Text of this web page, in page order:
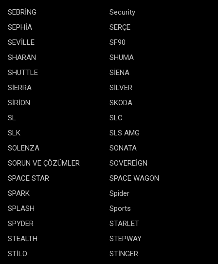
SEBRİNG
Security
SEPHİA
SERÇE
SEVİLLE
SF90
SHARAN
SHUMA
SHUTTLE
SİENA
SİERRA
SİLVER
SİRİON
SKODA
SL
SLC
SLK
SLS AMG
SOLENZA
SONATA
SORUN VE ÇÖZÜMLER
SOVEREİGN
SPACE STAR
SPACE WAGON
SPARK
Spider
SPLASH
Sports
SPYDER
STARLET
STEALTH
STEPWAY
STİLO
STİNGER